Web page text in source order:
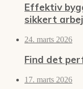
Effektiv
sikkert
24. marts 2026
Find det
17. marts 2026